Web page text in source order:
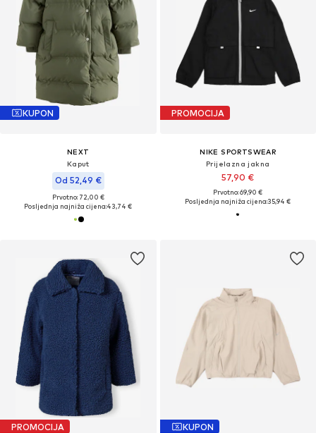
KUPON
NEXT
Kaput
Od 52,49 €
Prvotno: 72,00 €
Posljednja najniža cijena:43,74 €
PROMOCIJA
NIKE SPORTSWEAR
Prijelazna jakna
57,90 €
Prvotno: 69,90 €
Posljednja najniža cijena:35,94 €
PROMOCIJA KUPON